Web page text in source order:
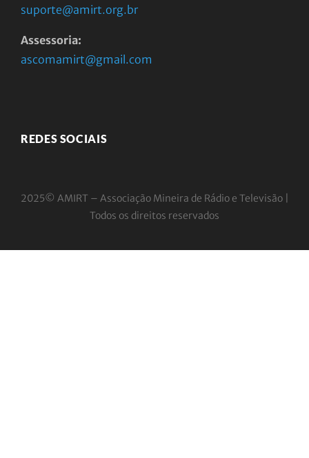
suporte@amirt.org.br
Assessoria:
ascomamirt@gmail.com
REDES SOCIAIS
2025© AMIRT – Associação Mineira de Rádio e Televisão |
Todos os direitos reservados